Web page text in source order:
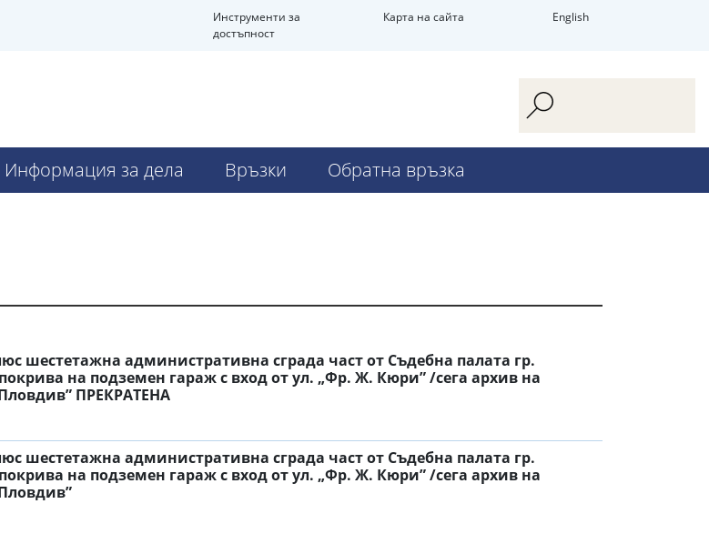
Инструменти за
достъпност
Карта на сайта English
Информация за дела Връзки Обратна връзка
шестетажна административна сграда част от Съдебна палата гр.
на подземен гараж с вход от ул. „Фр. Ж. Кюри” /сега архив на
ПРЕКРАТЕНА
шестетажна административна сграда част от Съдебна палата гр.
на подземен гараж с вход от ул. „Фр. Ж. Кюри” /сега архив на